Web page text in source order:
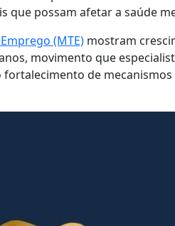
que possam afetar a saúde
(MTE) mostram
movimento que
de